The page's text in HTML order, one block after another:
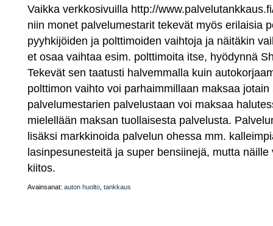
Vaikka verkkosivuilla http://
niin monet palvelumestarit tekevät myös erilaisia
pyyhkijöiden ja polttimoiden vaihtoja ja näitäkin
et osaa vaihtaa esim. polttimoita itse, hyödynnä
Tekevät sen taatusti halvemmalla kuin
polttimon vaihto voi parhaimmillaan maksaa jotain
palvelumestarien palvelustaan voi maksaa
mielellään maksan tuollaisesta palvelusta.
lisäksi markkinoida palvelun ohessa mm.
lasinpesunesteitä ja super bensiinejä, mutta
kiitos.
Avainsanat: auton huolto tankkaus